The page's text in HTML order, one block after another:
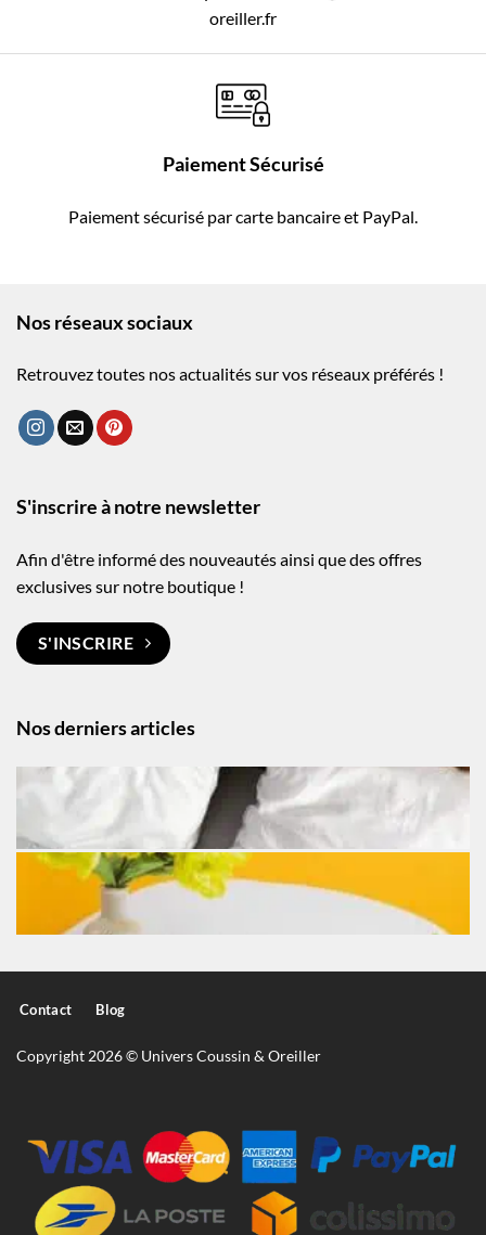
oreiller.fr
Paiement Sécurisé
Paiement sécurisé par carte bancaire et PayPal.
Nos réseaux sociaux
Retrouvez toutes nos actualités sur vos réseaux préférés !
Nos derniers articles
S'inscrire à notre newsletter
Afin d'être informé des nouveautés ainsi que des offres
exclusives sur notre boutique !
S'INSCRIRE
Contact Blog
Copyright 2026 © Univers Coussin & Oreiller